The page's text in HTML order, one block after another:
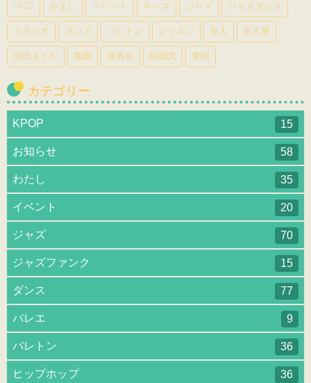
JAZZ みよし イベント キッズ ジャズ ジャズダンス
スタジオ ダンス バレトン レッスン 友人 名古屋
岩田まどか 東郷 発表会 結婚式 豊明
カテゴリー
KPOP 15
お知らせ 58
わたし 35
イベント 20
ジャズ 70
ジャズファンク 15
ダンス 77
バレエ 9
バレトン 36
ヒップホップ 36